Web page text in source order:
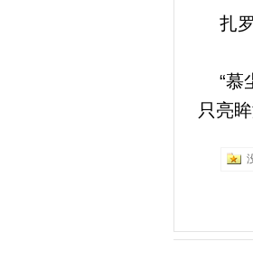
扎罗
“慕
只亮